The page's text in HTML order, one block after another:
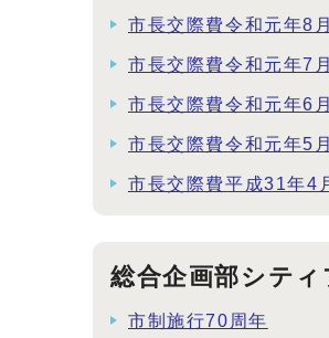
市長交際費令和元年8月
市長交際費令和元年7月
市長交際費令和元年6月
市長交際費令和元年5月
市長交際費平成31年4
総合企画部シテ
市制施行70周年